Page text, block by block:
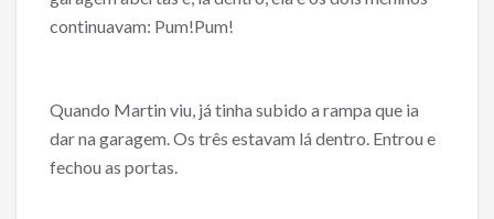
continuavam: Pum!Pum!
Quando Martin viu, já tinha subido a rampa que ia
dar na garagem. Os três estavam lá dentro. Entrou e
fechou as portas.